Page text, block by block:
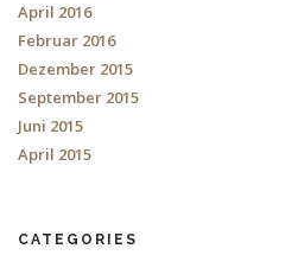
April 2016
Februar 2016
Dezember 2015
September 2015
Juni 2015
April 2015
CATEGORIES